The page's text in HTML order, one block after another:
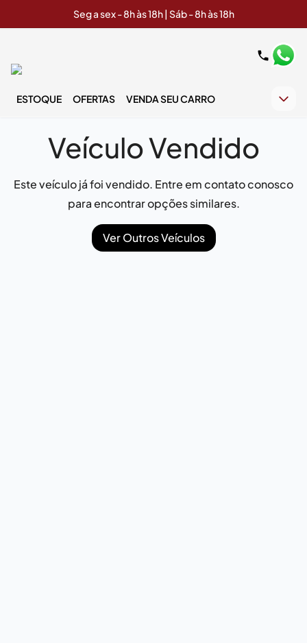
Seg a sex - 8h às 18h | Sáb - 8h às 18h
ESTOQUE OFERTAS VENDA SEU CARRO
Veículo Vendido
Este veículo já foi vendido. Entre em contato conosco
para encontrar opções similares.
Ver Outros Veículos